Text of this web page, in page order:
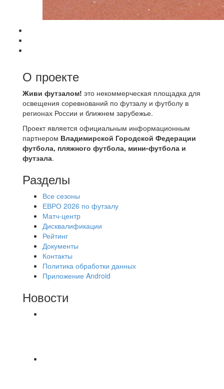
О проекте
Живи футзалом! это некоммерческая площадка для
освещения соревнований по футзалу и футболу в
регионах России и ближнем зарубежье.
Проект является официальным информационным
партнером Владимирской Городской Федерации
футбола, пляжного футбола, мини-футбола и
футзала.
Разделы
Все сезоны
ЕВРО 2026 по футзалу
Матч-центр
Дисквалификации
Рейтинг
Документы
Контакты
Политика обработки данных
Приложение Android
Новости